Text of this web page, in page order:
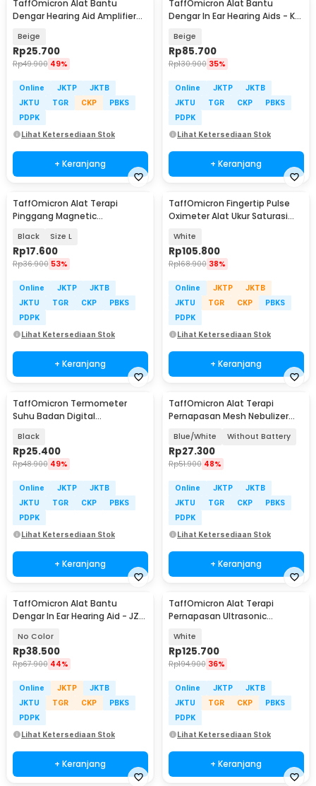
TaffOmicron Alat Bantu
Dengar Hearing Aid Amplifier
Beige
Rp25.700
Rp49.900 49%
Online JKTP
JKTB
JKTU
TGR CKP
PBKS
PDPK
Lihat Ketersediaan Stok
+ Keranjang
TaffOmicron Alat Bantu
Dengar In Ear Hearing Aids - K-
Beige
Rp85.700
Rp130.900 35%
Online JKTP
JKTB
JKTU
TGR CKP
PBKS
PDPK
Lihat Ketersediaan Stok
+ Keranjang
TaffOmicron Alat Terapi
Pinggang Magnetic
Black Size L
Rp17.600
Rp36.900 53%
Online JKTP
JKTB
JKTU
TGR CKP
PBKS
PDPK
Lihat Ketersediaan Stok
+ Keranjang
TaffOmicron Fingertip Pulse
Oximeter Alat Ukur Saturasi
White
Rp105.800
Rp168.900 38%
Online JKTP
JKTB
JKTU
TGR CKP
PBKS
PDPK
Lihat Ketersediaan Stok
+ Keranjang
TaffOmicron Termometer
Suhu Badan Digital
- IR-FM01
Black
Rp25.400
Rp48.900 49%
Online JKTP
JKTB
JKTU
TGR CKP
PBKS
PDPK
Lihat Ketersediaan Stok
+ Keranjang
TaffOmicron Alat Terapi
Pernapasan Mesh Nebulizer
Blue/White Without Battery
Rp27.300
Rp51.900 48%
Online JKTP
JKTB
JKTU
TGR CKP
PBKS
PDPK
Lihat Ketersediaan Stok
+ Keranjang
TaffOmicron Alat Bantu
Dengar In Ear Hearing Aid - JZ-
No Color
Rp38.500
Rp67.900 44%
Online JKTP
JKTB
JKTU
TGR CKP
PBKS
PDPK
Lihat Ketersediaan Stok
+ Keranjang
TaffOmicron Alat Terapi
Pernapasan Ultrasonic
White
Rp125.700
Rp194.900 36%
Online JKTP
JKTB
JKTU
TGR CKP
PBKS
PDPK
Lihat Ketersediaan Stok
+ Keranjang